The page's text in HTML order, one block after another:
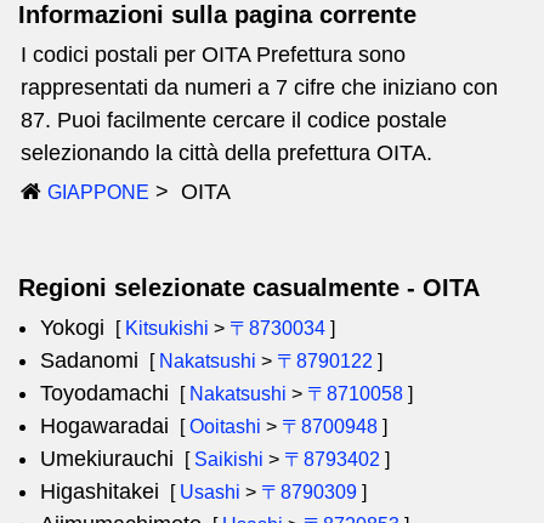
Informazioni sulla pagina corrente
I codici postali per OITA Prefettura sono
rappresentati da numeri a 7 cifre che iniziano con
87. Puoi facilmente cercare il codice postale
selezionando la città della prefettura OITA.
GIAPPONE OITA
Regioni selezionate casualmente - OITA
Yokogi [ Kitsukishi > 〒8730034 ]
Sadanomi [ Nakatsushi > 〒8790122 ]
Toyodamachi [ Nakatsushi > 〒8710058 ]
Hogawaradai [Ooitashi > 〒8700948 ]
Umekiurauchi [ Saikishi > 〒8793402 ]
Higashitakei [ Usashi > 〒8790309 ]